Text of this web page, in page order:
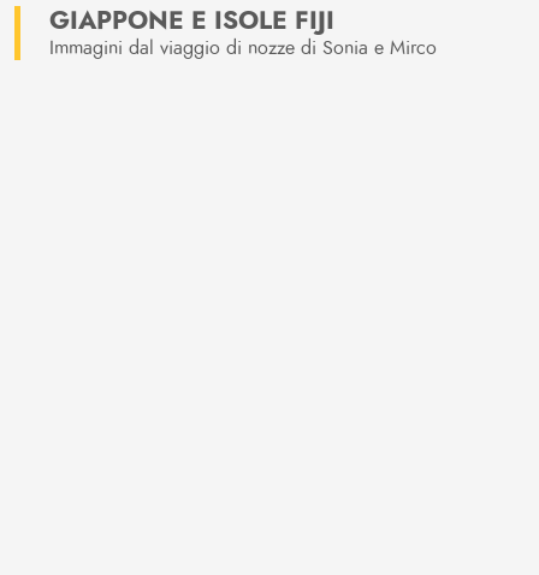
GIAPPONE E ISOLE FIJI
Immagini dal viaggio di nozze di Sonia e Mirco